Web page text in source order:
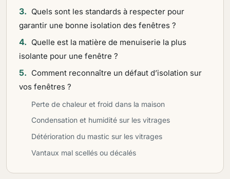
Quels sont les standards à respecter pour
garantir une bonne isolation des fenêtres ?
Quelle est la matière de menuiserie la plus
isolante pour une fenêtre ?
Comment reconnaître un défaut d’isolation sur
vos fenêtres ?
Perte de chaleur et froid dans la maison
Condensation et humidité sur les vitrages
Détérioration du mastic sur les vitrages
Vantaux mal scellés ou décalés